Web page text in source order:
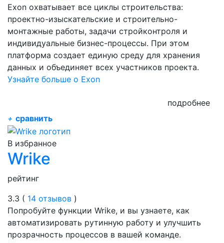
Exon охватывает все циклы строительства:
проектно-изыскательские и строительно-
монтажные работы, задачи стройконтроля и
индивидуальные бизнес-процессы. При этом
платформа создает единую среду для хранения
данных и объединяет всех участников проекта.
Узнайте больше о Exon
подробнее
+ сравнить
В избранное
Wrike
рейтинг
3.3 ( 14 отзывов )
Попробуйте функции Wrike, и вы узнаете, как
автоматизировать рутинную работу и улучшить
прозрачность процессов в вашей команде.